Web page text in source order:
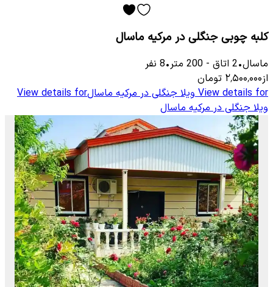
کلبه چوبی جنگلی در مرکیه ماسال
ماسال•
2 اتاق -
200 متر•
8 نفر
از۲٬۵۰۰٬۰۰۰ تومان
View details for ویلا جنگلی در مرکیه ماسالView details for
ویلا جنگلی در مرکیه ماسال